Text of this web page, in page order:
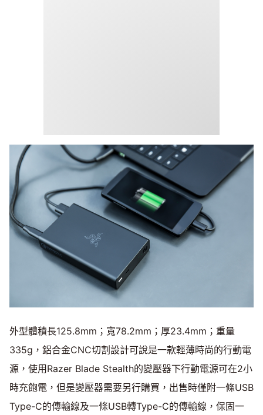
外型體積長125.8mm；寬78.2mm；厚23.4mm；重量
335g，鋁合金CNC切割設計可說是一款輕薄時尚的行動電
源，使用Razer Blade Stealth的變壓器下行動電源可在2小
時充飽電，但是變壓器需要另行購買，出售時僅附一條USB
Type-C的傳輸線及一條USB轉Type-C的傳輸線，保固一